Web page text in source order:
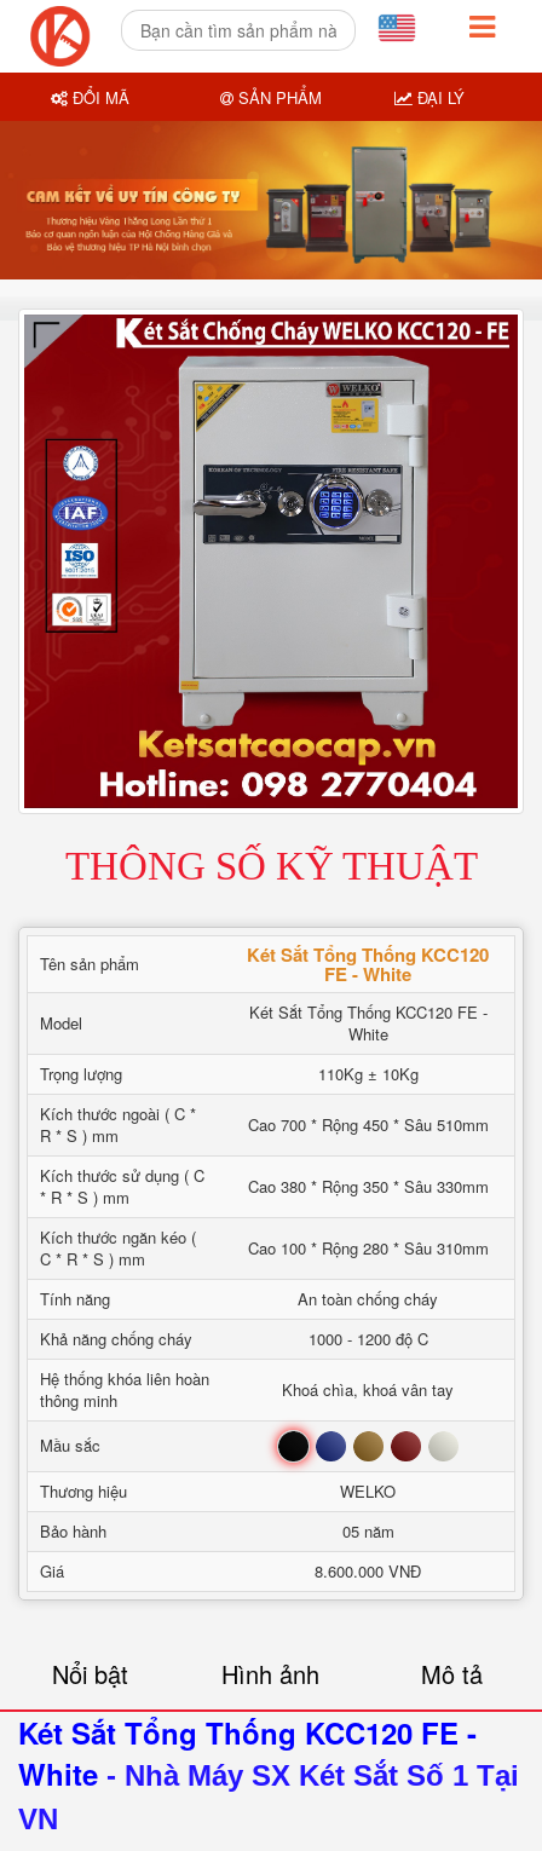
THÔNG SỐ KỸ THUẬT
Tên sản phẩm Két Sắt Tổng Thống KCC120
FE - White
Model
Két Sắt Tổng Thống KCC120 FE -
White
Trọng lượng
110Kg ± 10Kg
Kích thước ngoài ( C *
R * S ) mm
Cao 700 * Rộng 450 * Sâu 510mm
Kích thước sử dụng ( C
* R * S ) mm
Cao 380 * Rộng 350 * Sâu 330mm
Kích thước ngăn kéo (
C * R * S ) mm
Cao 100 * Rộng 280 * Sâu 310mm
Tính năng
An toàn chống cháy
Khả năng chống cháy
1000 - 1200 độ C
Hệ thống khóa liên hoàn
thông minh
Khoá chìa, khoá vân tay
Mầu sắc Đen Xanh Nâu Đỏ Trắng
Thương hiệu
WELKO
Bảo hành
05 năm
Giá
8.600.000 VNĐ
Nổi bật Hình ảnh Mô tả
Két Sắt Tổng Thống KCC120 FE -
White - Nhà Máy SX Két Sắt Số 1 Tại
VN
ĐỔI MÃ SẢN PHẨM ĐẠI LÝ